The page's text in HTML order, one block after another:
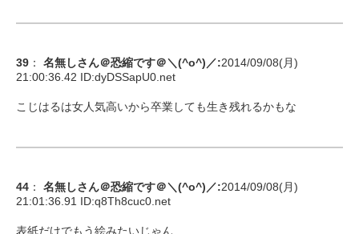
39 ： 名無しさん＠恐縮です＠＼(^o^)／:2014/09/08(月)
21:00:36.42 ID:dyDSSapU0.net
こじはるは女人気高いから卒業しても生き残れるかもな
44 ： 名無しさん＠恐縮です＠＼(^o^)／:2014/09/08(月)
21:01:36.91 ID:q8Th8cuc0.net
表紙だけでもう絵みたいじゃん